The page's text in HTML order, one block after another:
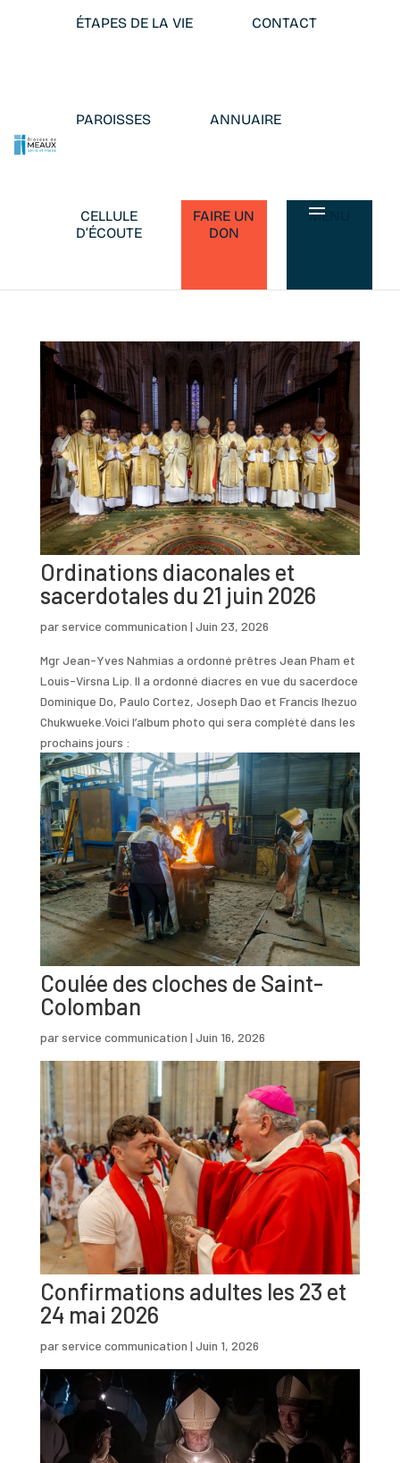
ÉTAPES DE LA VIE CONTACT
PAROISSES ANNUAIRE
CELLULE
D’ÉCOUTE
FAIRE UN
DON
MENU
Ordinations diaconales et
sacerdotales du 21 juin 2026
parservice communication | Juin 23, 2026
Mgr Jean-Yves Nahmias a ordonné prêtres Jean Pham et
Louis-Virsna Lip. Il a ordonné diacres en vue du sacerdoce
Dominique Do, Paulo Cortez, Joseph Dao et Francis Ihezuo
Chukwueke.Voici l’album photo qui sera complété dans les
prochains jours :
Coulée des cloches de Saint-
Colomban
parservice communication | Juin 16, 2026
Confirmations adultes les 23 et
24 mai 2026
parservice communication | Juin 1, 2026